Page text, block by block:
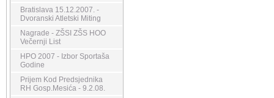
Bratislava 15.12.2007. -
Dvoranski Atletski Miting
Nagrade - ZŠSI ZŠS HOO
Večernji List
HPO 2007 - Izbor Sportaša
Godine
Prijem Kod Predsjednika
RH Gosp.Mesića - 9.2.08.